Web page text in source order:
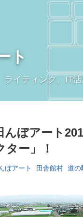
ト
ライティング、IT
んぼアート
ター」！
ぼアート 田舎館村 道の